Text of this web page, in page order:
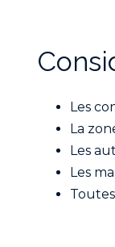
Les
La
Les
Les